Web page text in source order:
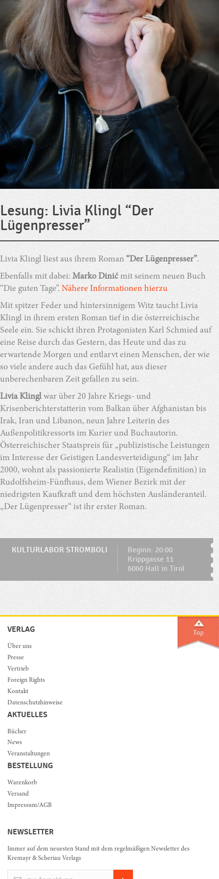
Lesung: Livia Klingl “Der
Lügenpresser”
Livia Klingl liest aus ihrem Roman“Der Lügenpresser”.
Ebenfalls mit dabei:Marko Dinićmit seinem neuen Buch
“Die guten Tage”.Nähere Informationen hierzu
Mit spitzer Feder und hintersinnigem Witz taucht Livia
Klingl in ihrem ersten Roman tief in die österreichische
Seele ein. Sie schickt ihren Protagonisten Karl Schmied auf
eine Reise durch das Gestern, das Heute und das zu
erwartende Morgen und entlarvt einen Menschen, der wie
so viele andere auch das Gefühl hat, aus dieser
unberechenbaren Zeit gefallen zu sein.
Livia Klinglwar über 20 Jahre Kriegs- und
Krisenberichterstatterin vom Balkan über Afghanistan bis
Irak, Iran und Libanon, neun Jahre Leiterin des
Außenpolitikressorts im Kurier und Buchautorin.
Österreichischer Staatspreis für „publizistische Leistungen
im Interesse der Geistigen Landesverteidigung“ im Jahr
2000, wohnt als passionierte Realistin (Eigendefinition) in
Rudolfsheim-Fünfhaus, dem Wiener Bezirk mit der
niedrigsten Kaufkraft und dem höchsten Ausländeranteil.
„Der Lügenpresser“ ist ihr erster Roman.
KULTURLABOR STROMBOLI
Beginn: 20:00
Krippgasse 11
6060 Hall in Tirol
VERLAG
Über uns
Presse
Vertrieb
Foreign Rights
Kontakt
Datenschutzhinweise
AKTUELLES
Bücher
News
Veranstaltungen
BESTELLUNG
Warenkorb
Versand
Impressum/AGB
NEWSLETTER
Immer auf dem neuesten Stand mit dem regelmäßigen Newsletter des
Kremayr & Scheriau Verlags